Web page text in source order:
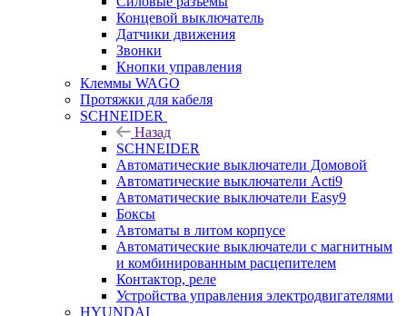
Концевой выключатель
Датчики движения
Звонки
Кнопки управления
Клеммы WAGO
Протяжки для кабеля
SCHNEIDER
Назад
SCHNEIDER
Автоматические выключатели Домовой
Автоматические выключатели Acti9
Автоматические выключатели Easy9
Боксы
Автоматы в литом корпусе
Автоматические выключатели с магнитным
и комбинированным расцепителем
Контактор, реле
Устройства управления электродвигателями
HYUNDAI